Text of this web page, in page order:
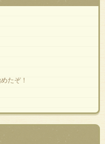
たぞ！